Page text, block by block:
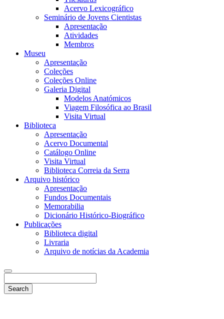
Acervo Lexicográfico
Seminário de Jovens Cientistas
Apresentação
Atividades
Membros
Museu
Apresentação
Coleções
Coleções Online
Galeria Digital
Modelos Anatómicos
Viagem Filosófica ao Brasil
Visita Virtual
Biblioteca
Apresentação
Acervo Documental
Catálogo Online
Visita Virtual
Biblioteca Correia da Serra
Arquivo histórico
Apresentação
Fundos Documentais
Memorabilia
Dicionário Histórico-Biográfico
Publicações
Biblioteca digital
Livraria
Arquivo de notícias da Academia